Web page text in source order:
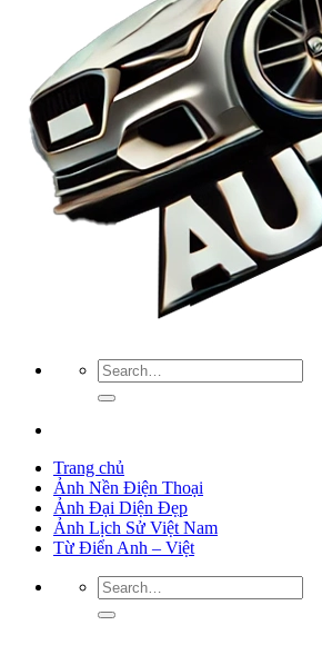
Trang chủ
Ảnh Nền Điện Thoại
Ảnh Đại Diện Đẹp
Ảnh Lịch Sử Việt Nam
Từ Điển Anh – Việt